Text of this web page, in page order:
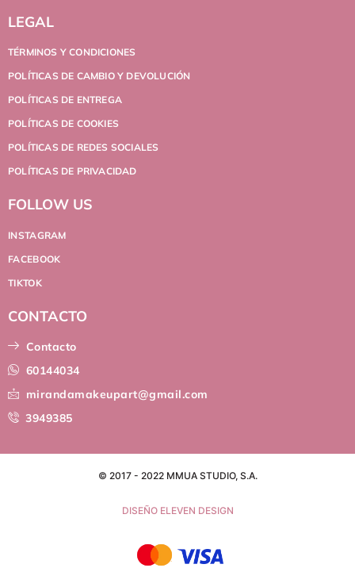
LEGAL
TÉRMINOS Y CONDICIONES
POLÍTICAS DE CAMBIO Y DEVOLUCIÓN
POLÍTICAS DE ENTREGA
POLÍTICAS DE COOKIES
POLÍTICAS DE REDES SOCIALES
POLÍTICAS DE PRIVACIDAD
FOLLOW US
INSTAGRAM
FACEBOOK
TIKTOK
CONTACTO
Contacto
60144034
mirandamakeupart@gmail.com
3949385
© 2017 - 2022 MMUA STUDIO, S.A.
DISEÑO ELEVEN DESIGN